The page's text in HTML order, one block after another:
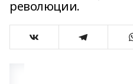
революции.